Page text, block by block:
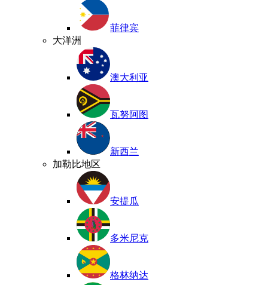
菲律宾
大洋洲
澳大利亚
瓦努阿图
新西兰
加勒比地区
安提瓜
多米尼克
格林纳达